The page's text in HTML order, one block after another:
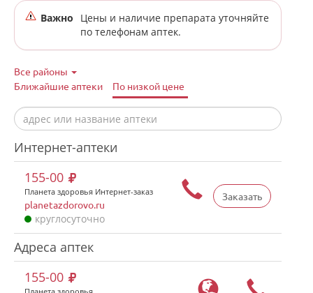
Важно
Цены и наличие препарата уточняйте
по телефонам аптек.
Все районы
Ближайшие аптеки
По низкой цене
Интернет-аптеки
Заказать
155-00
Планета здоровья Интернет-заказ
planetazdorovo.ru
круглосуточно
Адреса аптек
155-00